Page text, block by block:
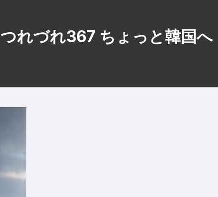
つれづれ367 ちょっと韓国へ